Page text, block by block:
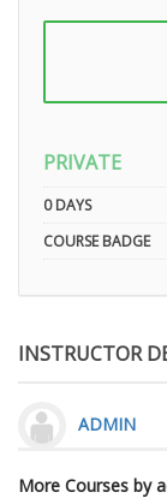
PRIVATE
0 DAYS
COURSE BADGE
INSTRUCTOR
ADMIN
More Courses by